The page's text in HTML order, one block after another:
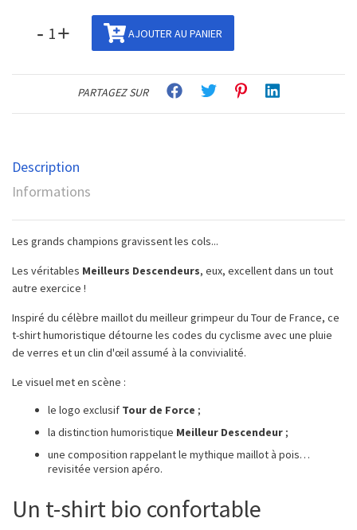
- + AJOUTER AU PANIER
PARTAGEZ SUR
Description
Informations
Les grands champions gravissent les cols...
Les véritables Meilleurs Descendeurs, eux, excellent dans un tout
autre exercice !
Inspiré du célèbre maillot du meilleur grimpeur du Tour de France, ce
t-shirt humoristique détourne les codes du cyclisme avec une pluie
de verres et un clin d'œil assumé à la convivialité.
Le visuel met en scène :
le logo exclusif Tour de Force ;
la distinction humoristique Meilleur Descendeur ;
une composition rappelant le mythique maillot à pois…
revisitée version apéro.
Un t-shirt bio confortable